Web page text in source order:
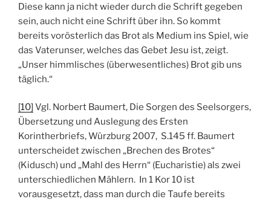
Diese kann ja nicht wieder durch die Schrift gegeben
sein, auch nicht eine Schrift über ihn. So kommt
bereits vorösterlich das Brot als Medium ins Spiel, wie
das Vaterunser, welches das Gebet Jesu ist, zeigt.
„Unser himmlisches (überwesentliches) Brot gib uns
täglich.“
[10] Vgl. Norbert Baumert, Die Sorgen des Seelsorgers,
Übersetzung und Auslegung des Ersten
Korintherbriefs, Würzburg 2007, S.145 ff. Baumert
unterscheidet zwischen „Brechen des Brotes“
(Kidusch) und „Mahl des Herrn“ (Eucharistie) als zwei
unterschiedlichen Mählern. In 1 Kor 10 ist
vorausgesetzt, dass man durch die Taufe bereits